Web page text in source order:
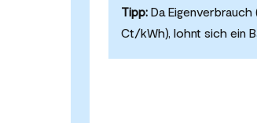
Tipp: Da
Ct/kWh), lohnt sich ein